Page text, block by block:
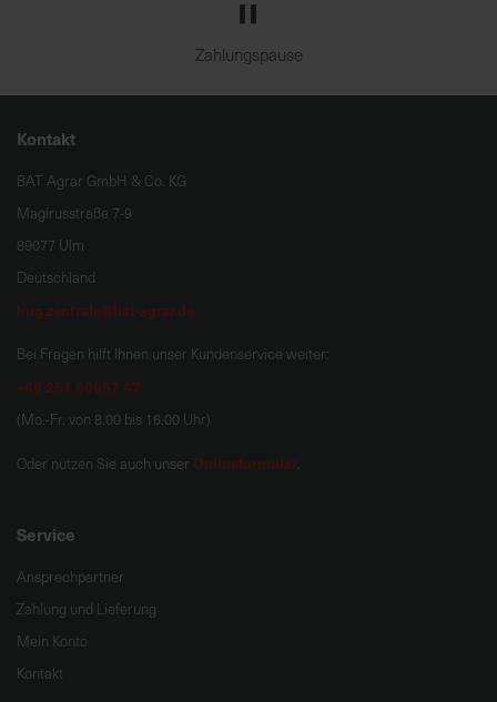
Zahlungspause
Kontakt
BAT Agrar GmbH & Co. KG
Magirusstraße 7-9
89077 Ulm
Deutschland
hug.zentrale@bat-agrar.de
Bei Fragen hilft Ihnen unser Kundenservice weiter:
+49 251 60957 47
(Mo.-Fr. von 8.00 bis 16.00 Uhr)
Oder nutzen Sie auch unser Onlineformular.
Service
Ansprechpartner
Zahlung und Lieferung
Mein Konto
Kontakt